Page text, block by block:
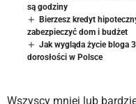
są godziny
Bierzesz kredyt
zabezpieczyć dom i budżet
Jak wygląda życie bloga
dorosłości w Polsce
Wszyscy mniej lub